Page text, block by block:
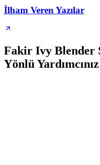
İlham Veren Yazılar
Fakir Ivy Blender
Yönlü Yardımcınız